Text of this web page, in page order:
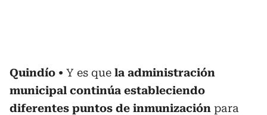
Quindío Y es que la administración
municipal continúa estableciendo
diferentes puntos de inmunización para